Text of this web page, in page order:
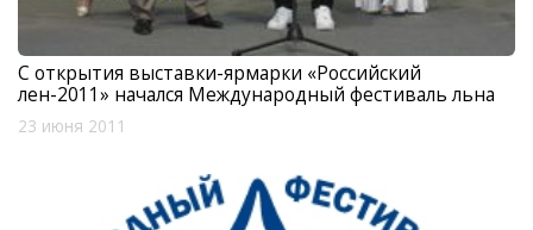
С открытия выставки-ярмарки «Российский
лен-2011» начался Международный фестиваль льна
23 июня 2011